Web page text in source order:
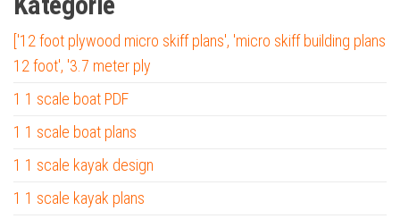
['12 foot plywood micro skiff plans', 'micro skiff building plans
12 foot', '3.7 meter ply
1 1 scale boat PDF
1 1 scale boat plans
1 1 scale kayak design
1 1 scale kayak plans